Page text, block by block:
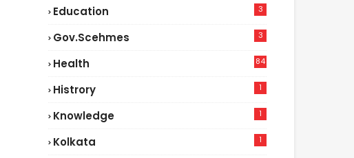
Education 3
Gov.scehmes 3
Health
84
Histrory 1
Knowledge 1
Kolkata 1